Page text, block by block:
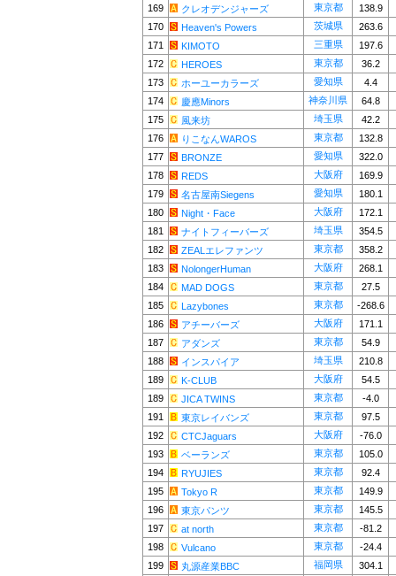
169
クレオデンジャーズ 東京都
138.9
170
Heaven's Powers 茨城県
263.6
171
KIMOTO 三重県
197.6
172
HEROES 東京都
36.2
173
ホーユーカラーズ 愛知県
4.4
174
慶應Minors 神奈川県
64.8
175
風来坊 埼玉県
42.2
176
りこなんWAROS 東京都
132.8
177
BRONZE 愛知県
322.0
178
REDS 大阪府
169.9
179
名古屋南Siegens 愛知県
180.1
180
Night・Face 大阪府
172.1
181
ナイトフィーバーズ 埼玉県
354.5
182
ZEALエレファンツ 東京都
358.2
183
NolongerHuman 大阪府
268.1
184
MAD DOGS 東京都
27.5
185
Lazybones 東京都
-268.6
186
アチーバーズ 大阪府
171.1
187
アダンズ 東京都
54.9
188
インスパイア 埼玉県
210.8
189
K-CLUB 大阪府
54.5
189
JICA TWINS 東京都
-4.0
191
東京レイバンズ 東京都
97.5
192
CTCJaguars 大阪府
-76.0
193
ベーランズ 東京都
105.0
194
RYUJIES 東京都
92.4
195
Tokyo R 東京都
149.9
196
東京パンツ 東京都
145.5
197
at north 東京都
-81.2
198
Vulcano 東京都
-24.4
199
丸源産業BBC 福岡県 304.1